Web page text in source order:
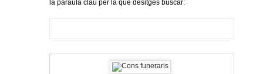
la paraula clau per la que desitges buscar: